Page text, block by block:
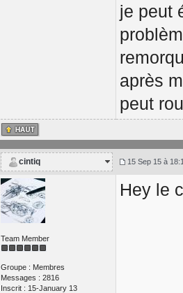
je peut
après
peut
cintiq 15 Sep 15 à
Team Member
Groupe : Membres
Messages : 2816
Inscrit : 15-January 13
Hey le